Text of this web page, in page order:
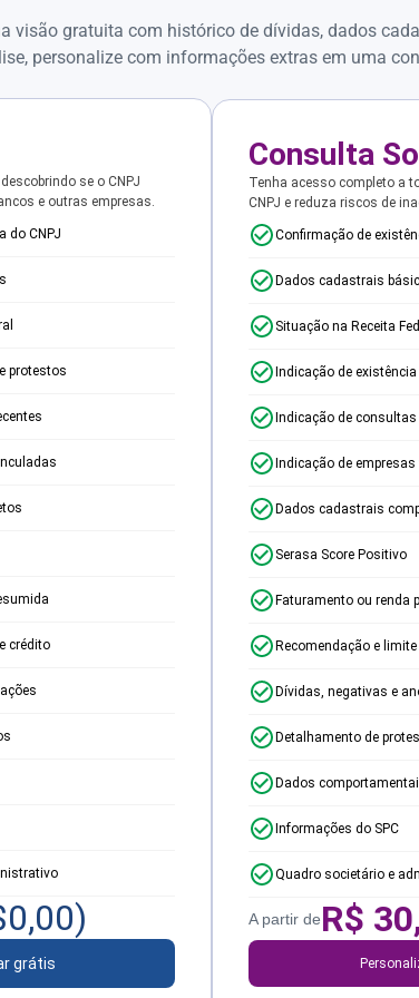
visão gratuita com histórico de dívidas, dados
personalize com informações extras em uma
se o CNPJ
e outras empresas.
do CNPJ
protestos
crédito
0,00)
grátis
Consulta
Tenha acesso completo a
CNPJ e reduza riscos de
Confirmação de
Dados cadastrais
Situação na Receita
Indicação de
Indicação de consultas
Indicação de
Dados cadastrais
Serasa Score Positivo
Faturamento ou renda
Recomendação e
Dívidas, negativas e
Detalhamento de
Dados
Informações do SPC
Quadro societário e
A partir deR$